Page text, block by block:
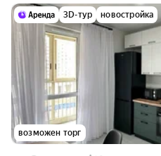
3D-тур новостройка
возможен торг